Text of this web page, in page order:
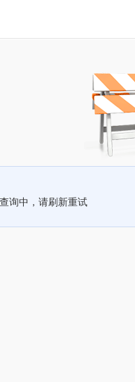
询中，请刷新重试